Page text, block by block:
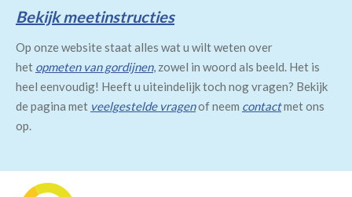
Bekijk meetinstructies
Op onze website staat alles wat u wilt weten over
het opmeten van gordijnen, zowel in woord als beeld. Het is
heel eenvoudig! Heeft u uiteindelijk toch nog vragen? Bekijk
de pagina met veelgestelde vragenof neem contactmet ons
op.